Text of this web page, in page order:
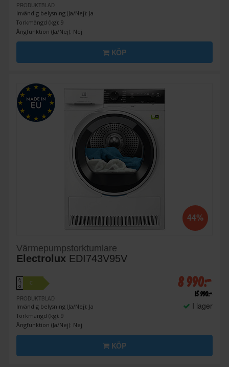
PRODUKTBLAD
Invändig belysning (Ja/Nej): Ja
Torkmängd (kg): 9
Ångfunktion (Ja/Nej): Nej
KÖP
44%
Värmepumpstorktumlare
Electrolux EDI743V95V
A
↑
G
C
PRODUKTBLAD
Invändig belysning (Ja/Nej): Ja
Torkmängd (kg): 9
Ångfunktion (Ja/Nej): Nej
8 990:-
15 990:-
I lager
KÖP